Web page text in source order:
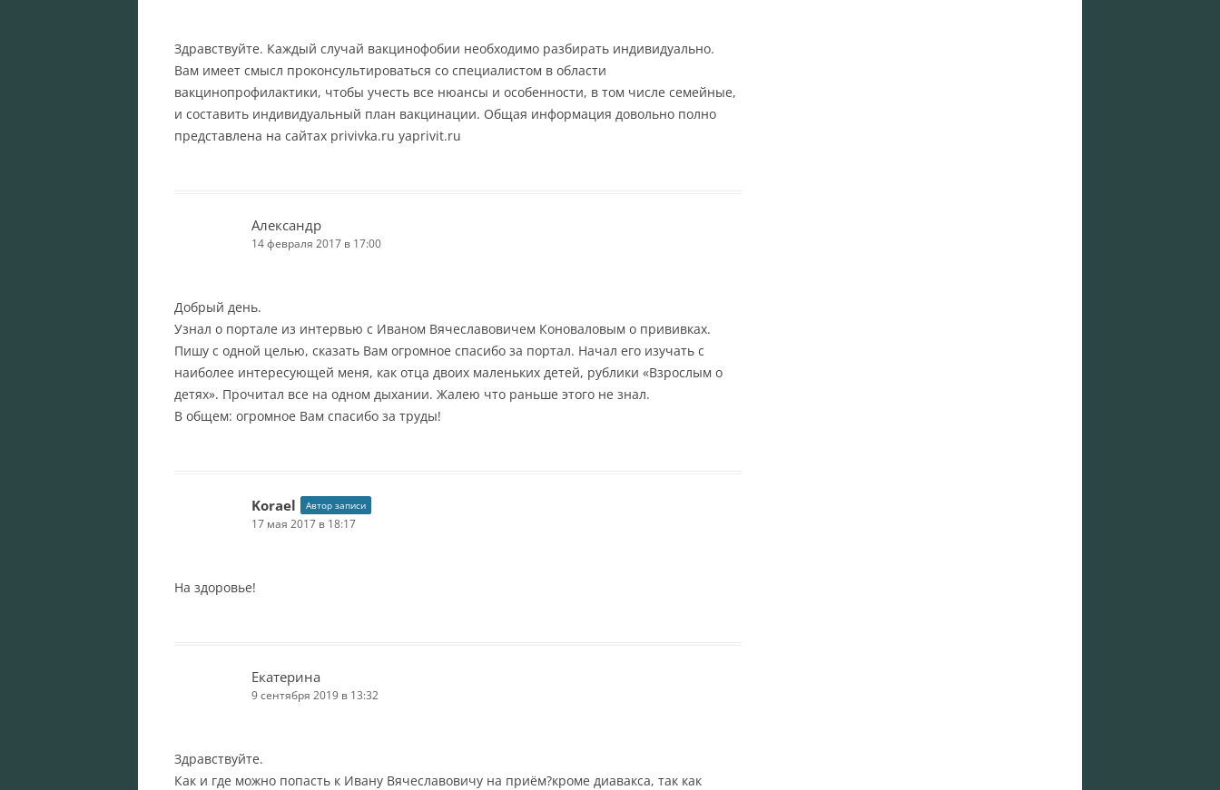
Здравствуйте. Каждый случай вакцинофобии необходимо разбирать индивидуально.
Вам имеет смысл проконсультироваться со специалистом в области
вакцинопрофилактики, чтобы учесть все нюансы и особенности, в том числе семейные,
и составить индивидуальный план вакцинации. Общая информация довольно полно
представлена на сайтах privivka.ru yaprivit.ru
Александр
14 февраля 2017 в 17:00
Добрый день.
Узнал о портале из интервью с Иваном Вячеславовичем Коноваловым о прививках.
Пишу с одной целью, сказать Вам огромное спасибо за портал. Начал его изучать с
наиболее интересующей меня, как отца двоих маленьких детей, рублики «Взрослым о
детях». Прочитал все на одном дыхании. Жалею что раньше этого не знал.
В общем: огромное Вам спасибо за труды!
Korael Автор записи
17 мая 2017 в 18:17
На здоровье!
Екатерина
9 сентября 2019 в 13:32
Здравствуйте.
Как и где можно попасть к Ивану Вячеславовичу на приём?кроме диавакса, так как